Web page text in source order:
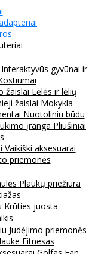
Interaktyvūs gyvūnai ir
žaislai Lėlės ir lėlių
žaislai Mokykla
Nuotoliniu būdu
įranga Pliušiniai
Vaikiški aksesuarai
priemonės
Plaukų priežiūra
Krūties juosta
Judėjimo priemonės
Fitnesas